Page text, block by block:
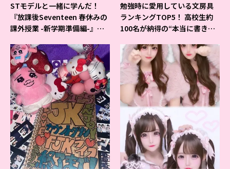
STモデルと一緒に学んだ！
『放課後Seventeen 春休みの
課外授業 -新学期準備編-』イ
勉強時に愛用している文房具
ランキングTOP5！ 高校生約
100名が納得の“本当に書きや